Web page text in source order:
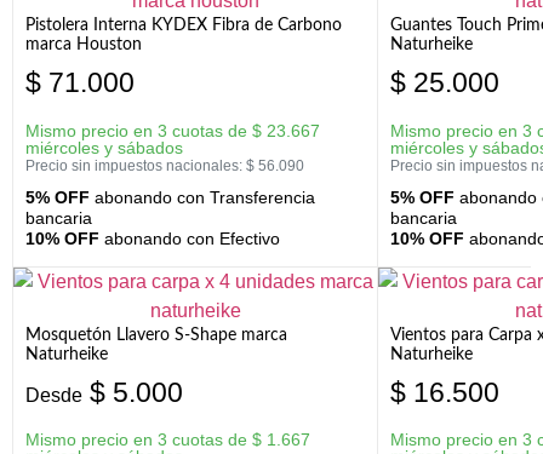
Pistolera Interna KYDEX Fibra de Carbono
marca Houston
$ 71.000
Mismo precio en 3 cuotas de $ 23.667
miércoles y sábados
Precio sin impuestos nacionales: $ 56.090
5% OFF abonando con Transferencia
bancaria
10% OFF abonando con Efectivo
Guantes Touch
Naturheike
$ 25.000
Mismo precio en 3
miércoles y
Precio sin impuestos
5% OFF abonando
bancaria
10% OFF
Mosquetón Llavero S-Shape marca
Naturheike
Desde $ 5.000
Mismo precio en 3 cuotas de $ 1.667
Vientos para Carpa
Naturheike
$ 16.500
Mismo precio en 3